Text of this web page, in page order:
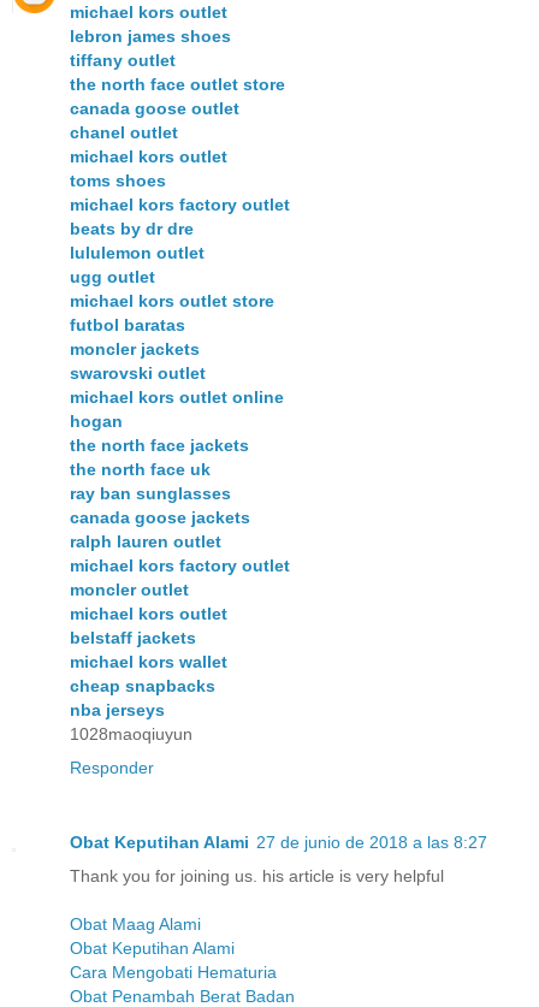
michael kors outlet
lebron james shoes
tiffany outlet
the north face outlet store
canada goose outlet
chanel outlet
michael kors outlet
toms shoes
michael kors factory outlet
beats by dr dre
lululemon outlet
ugg outlet
michael kors outlet store
futbol baratas
moncler jackets
swarovski outlet
michael kors outlet online
hogan
the north face jackets
the north face uk
ray ban sunglasses
canada goose jackets
ralph lauren outlet
michael kors factory outlet
moncler outlet
michael kors outlet
belstaff jackets
michael kors wallet
cheap snapbacks
nba jerseys
1028maoqiuyun
Responder
Obat Keputihan Alami 27 de junio de 2018 a las 8:27
Thank you for joining us. his article is very helpful
Obat Maag Alami
Obat Keputihan Alami
Cara Mengobati Hematuria
Obat Penambah Berat Badan